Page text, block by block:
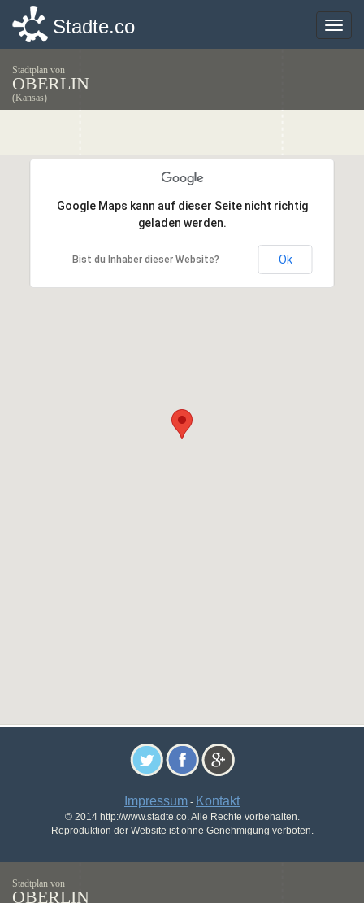
Toggle
Stadte.co
Stadtplan von
OBERLIN
(Kansas)
Google Maps kann auf dieser Seite nicht richtig
geladen werden.
Bist du Inhaber dieser Website? Ok
Google Maps kann auf dieser Seite nicht richtig
geladen werden.
Bist du Inhaber dieser Website? Ok
Impressum - Kontakt
© 2014 http://www.stadte.co. Alle Rechte vorbehalten.
Reproduktion der Website ist ohne Genehmigung verboten.
Toggle
Stadte.co
Stadtplan von
OBERLIN